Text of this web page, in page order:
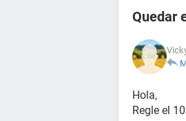
Quedar
Hola,
Regle el